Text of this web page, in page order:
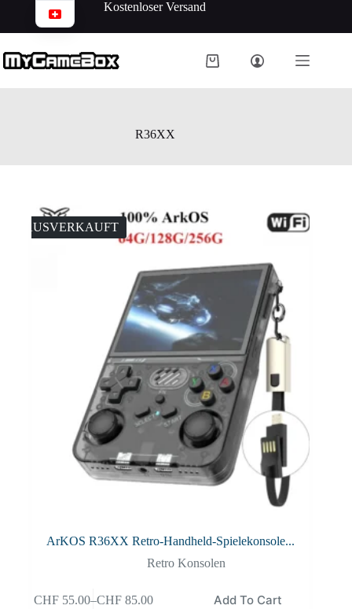
Kostenloser Versand
R36XX
AUSVERKAUFT
ArKOS R36XX Retro-Handheld-Spielekonsole...
Retro Konsolen
CHF55.00–CHF85.00 Add To Cart